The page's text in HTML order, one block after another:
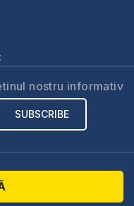
nostru informativ